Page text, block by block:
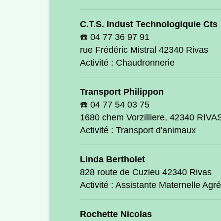
C.T.S. Indust Technologiquie Cts
☎️ 04 77 36 97 91
rue Frédéric Mistral 42340 Rivas
Activité : Chaudronnerie
Transport Philippon
☎️ 04 77 54 03 75
1680 chem Vorzilliere, 42340
Activité : Transport d'animaux
Linda Bertholet
828 route de Cuzieu 42340 Rivas
Activité : Assistante Maternelle
Rochette Nicolas